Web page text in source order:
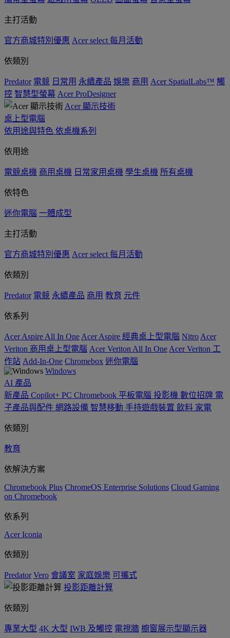
主打活動
官方商城特別優惠 Acer select 每月活動
依類別
Predator 電競 日常用 永續產品 娛樂 商用 Acer SpatialLabs™ 觸
控 智慧型螢幕 Acer ProDesigner
Acer 顯示技術
桌上型電腦
依用途與特色 依桌機系列
依用途
電競桌機 商用桌機 日常家用桌機 學生桌機 所有桌機
依特色
迷你電腦 一體成型
主打活動
官方商城特別優惠 Acer select 每月活動
依類別
Predator 電競 永續產品 商用 教育 元件
依系列
Acer Aspire All In One Acer Aspire 經典桌上型電腦 Nitro Acer
Veriton 商用桌上型電腦 Acer Veriton All In One Acer Veriton 工
作站 Add-In-One Chromebox 迷你電腦
Windows
AI 產品
新產品 Copilot+ PC Chromebook 平板電腦 投影機 數位招牌 電
子產品與配件 網路設備 智慧移動 手持遊戲裝置 飲料 家電
依類別
教育
依解決方案
Chromebook Plus ChromeOS Enterprise Solutions Cloud Gaming
on Chromebook
依系列
Acer Iconia
依類別
Predator Vero 會議室 家庭娛樂 可攜式
投影距離計算
依類別
專業大型 4K 大型 IWB 及觸控 電視牆 櫥窗展示型顯示器